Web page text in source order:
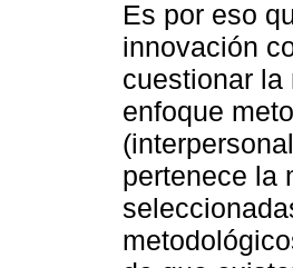
Es por eso
innovación
cuestionar la
enfoque
pertenece la